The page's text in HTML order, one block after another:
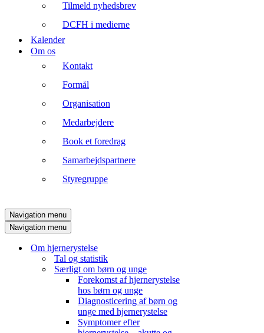
Tilmeld nyhedsbrev
DCFH i medierne
Kalender
Om os
Kontakt
Formål
Organisation
Medarbejdere
Book et foredrag
Samarbejdspartnere
Styregruppe
Navigation menu
Navigation menu
Om hjernerystelse
Tal og statistik
Særligt om børn og unge
Forekomst af hjernerystelse
hos børn og unge
Diagnosticering af børn og
unge med hjernerystelse
Symptomer efter